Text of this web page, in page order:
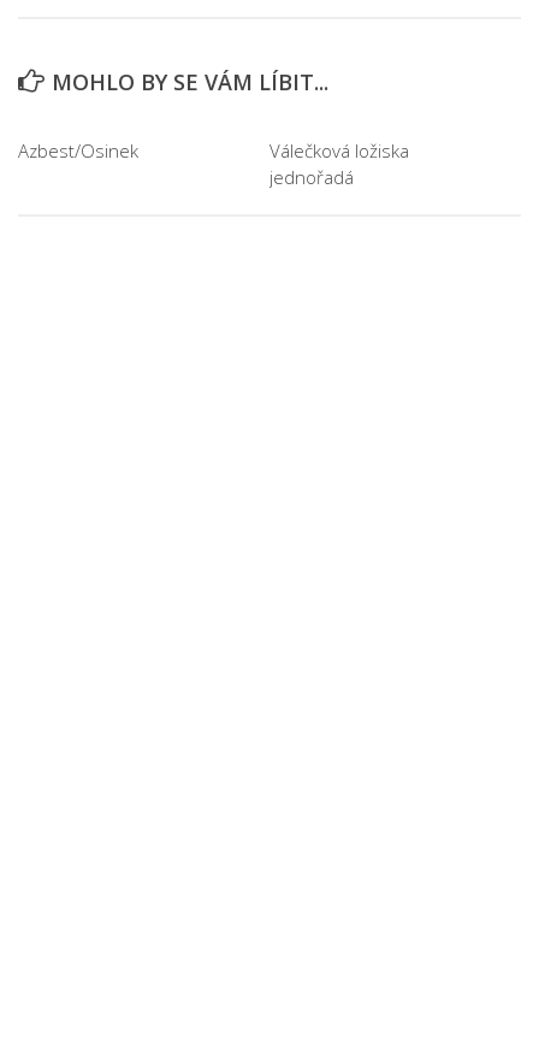
MOHLO BY SE VÁM LÍBIT...
Azbest/Osinek
Válečková ložiska
jednořadá